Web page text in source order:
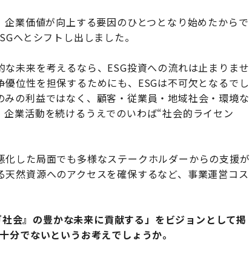
業価値が向上する要因のひとつとなり始めたからで
へとシフトし出しました。
な未来を考えるなら、ESG投資への流れは止まりませ
位性を担保するためにも、ESGは不可欠となるでし
の利益ではなく、顧客・従業員・地域社会・環境な
業活動を続けるうえでのいわば“社会的ライセン
した局面でも多様なステークホルダーからの支援が
然資源へのアクセスを確保するなど、事業運営コス
会』の豊かな未来に貢献する」をビジョンとして掲
でないというお考えでしょうか。